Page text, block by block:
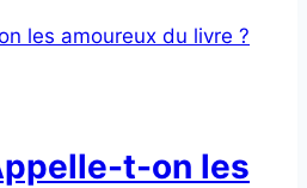
t-on les